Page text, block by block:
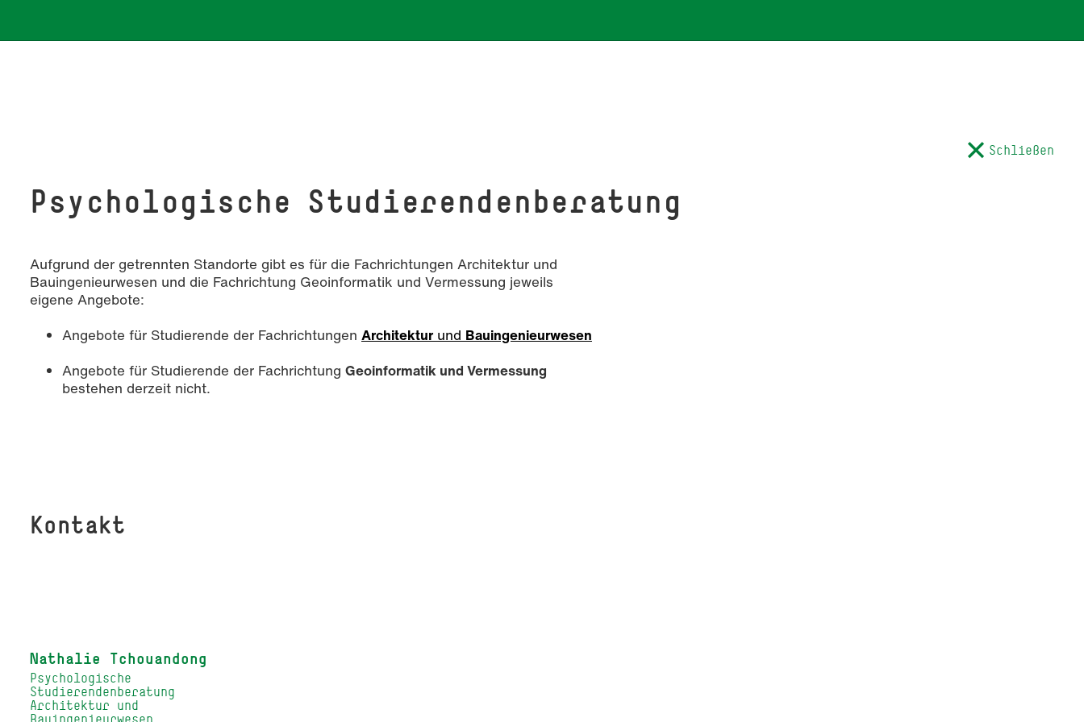
Schließen
Psychologische Studierendenberatung
Aufgrund der getrennten Standorte gibt es für die Fachrichtungen Architektur und
Bauingenieurwesen und die Fachrichtung Geoinformatik und Vermessung jeweils
eigene Angebote:
Angebote für Studierende der Fachrichtungen Architektur und Bauingenieurwesen
Angebote für Studierende der Fachrichtung Geoinformatik und Vermessung
bestehen derzeit nicht.
Kontakt
Nathalie Tchouandong
Psychologische
Studierendenberatung
Architektur und